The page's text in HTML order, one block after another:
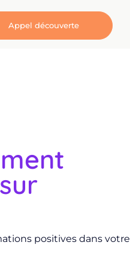
Appel découverte
positives dans votre